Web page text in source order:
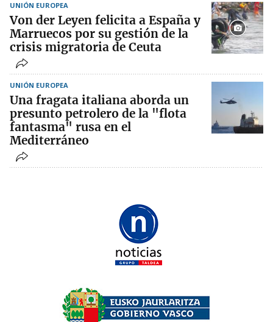
UNIÓN EUROPEA
Von der Leyen felicita a España y
Marruecos por su gestión de la
crisis migratoria de Ceuta
UNIÓN EUROPEA
Una fragata italiana aborda un
presunto petrolero de la "flota
fantasma" rusa en el
Mediterráneo